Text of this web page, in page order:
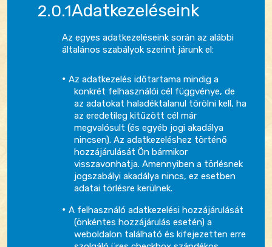
Adatkezeléseink
Az egyes adatkezeléseink során az alábbi
általános szabályok szerint járunk el:
Az adatkezelés időtartama mindig a
konkrét felhasználói cél függvénye, de
az adatokat haladéktalanul törölni kell, ha
az eredetileg kitűzött cél már
megvalósult (és egyéb jogi akadálya
nincsen). Az adatkezeléshez történő
hozzájárulását Ön bármikor
visszavonhatja. Amennyiben a törlésnek
jogszabályi akadálya nincs, ez esetben
adatai törlésre kerülnek.
A felhasználó adatkezelési hozzájárulását
(önkéntes hozzájárulás esetén) a
weboldalon található és kifejezetten erre